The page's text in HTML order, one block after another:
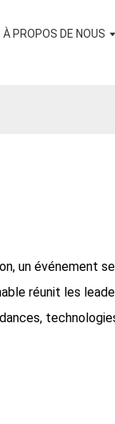
À PROPOS DE NOUS
un événement
réunit les